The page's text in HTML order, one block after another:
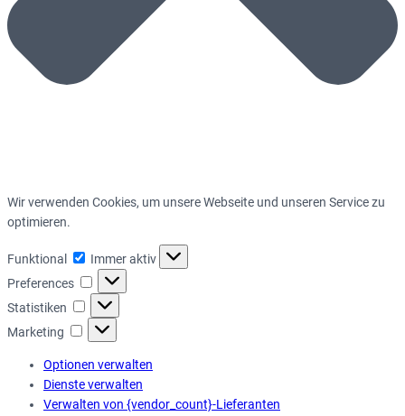
Wir verwenden Cookies, um unsere Webseite und unseren Service zu
optimieren.
Funktional Funktional
Immer aktiv
Preferences
Preferences
Statistiken Statistiken
Marketing Marketing
Optionen verwalten
Dienste verwalten
Verwalten von {vendor_count}-Lieferanten